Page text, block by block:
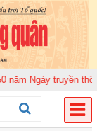
Ngày truyền thống